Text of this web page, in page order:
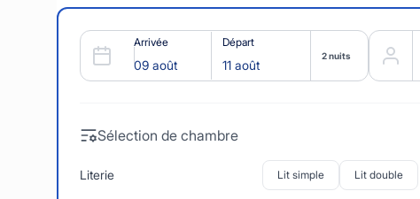
Arrivée Départ
2 nuits
Sélection de chambre
Literie Lit simple Lit double